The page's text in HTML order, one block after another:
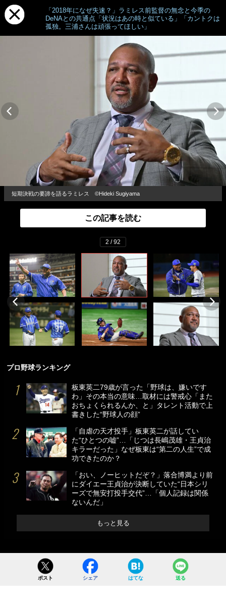
「2018年になぜ失速？」ラミレス前監督の無念と今季の
DeNAとの共通点「状況はあの時と似ている」「カントクは
孤独。三浦さんは頑張ってほしい」
短期決戦の要諦を語るラミレス ©Hideki Sugiyama
この記事を読む
2 / 92
プロ野球ランキング
板東英二79歳が言った「野球は、嫌いです
わ」その本当の意味…取材には警戒心「また
おちょくられるんか、と」タレント活動で上
書きした“野球人の顔”
「自虐の天才投手」板東英二が話してい
た“ひとつの嘘”…「じつは長嶋茂雄・王貞治
キラーだった」なぜ板東は“第二の人生”で成
功できたのか？
「おい、ノーヒットだぞ？」落合博満より前
にダイエー王貞治が決断していた“日本シリ
ーズで無安打投手交代”…「個人記録は関係
ないんだ」
もっと見る
ポスト シェア はてな 送る